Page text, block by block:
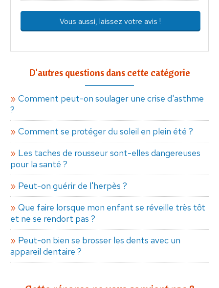
Vous aussi, laissez votre avis !
D'autres questions dans cette catégorie
Comment peut-on soulager une crise d'asthme
?
Comment se protéger du soleil en plein été ?
Les taches de rousseur sont-elles dangereuses
pour la santé ?
Peut-on guérir de l'herpès ?
Que faire lorsque mon enfant se réveille très tôt
et ne se rendort pas ?
Peut-on bien se brosser les dents avec un
appareil dentaire ?